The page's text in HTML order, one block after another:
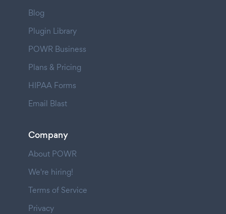
Blog
Plugin Library
POWR Business
Plans & Pricing
HIPAA Forms
Email Blast
Company
About POWR
We're hiring!
Terms of Service
Privacy